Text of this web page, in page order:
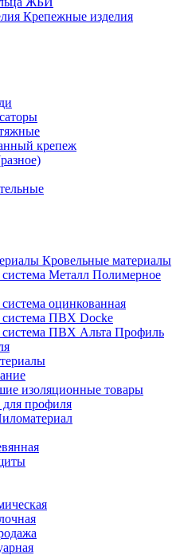
Крепежные изделия
крепеж
Кровельные материалы
система Металл Полимерное
оцинкованная
система ПВХ Docke
система ПВХ Альта Профиль
изоляционные товары
для профиля